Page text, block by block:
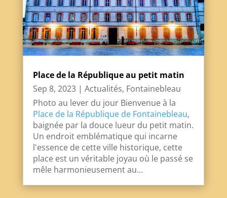
Place de la République au petit matin
Sep 8, 2023| Actualités, Fontainebleau
Photo au lever du jour Bienvenue à la
Place de la République de Fontainebleau,
baignée par la douce lueur du petit matin.
Un endroit emblématique qui incarne
l'essence de cette ville historique, cette
place est un véritable joyau où le passé se
mêle harmonieusement au...